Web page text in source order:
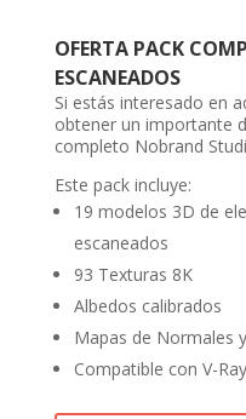
OFERTA PACK
ESCANEADOS
Si estás interesado en
obtener un importante
completo Nobrand
Este pack incluye:
19 modelos 3D de
escaneados
93 Texturas 8K
Albedos calibrados
Mapas de Normales
Compatible con V-